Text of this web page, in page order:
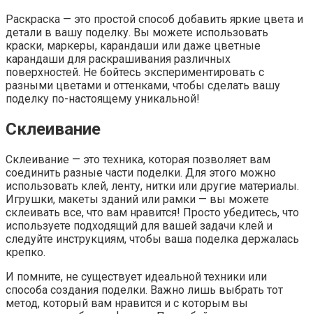
Раскраска — это простой способ добавить яркие цвета и
детали в вашу поделку. Вы можете использовать
краски, маркеры, карандаши или даже цветные
карандаши для раскрашивания различных
поверхностей. Не бойтесь экспериментировать с
разными цветами и оттенками, чтобы сделать вашу
поделку по-настоящему уникальной!
Склеивание
Склеивание — это техника, которая позволяет вам
соединить разные части поделки. Для этого можно
использовать клей, ленту, нитки или другие материалы.
Игрушки, макеты зданий или рамки — вы можете
склеивать все, что вам нравится! Просто убедитесь, что
используете подходящий для вашей задачи клей и
следуйте инструкциям, чтобы ваша поделка держалась
крепко.
И помните, не существует идеальной техники или
способа создания поделки. Важно лишь выбрать тот
метод, который вам нравится и с которым вы